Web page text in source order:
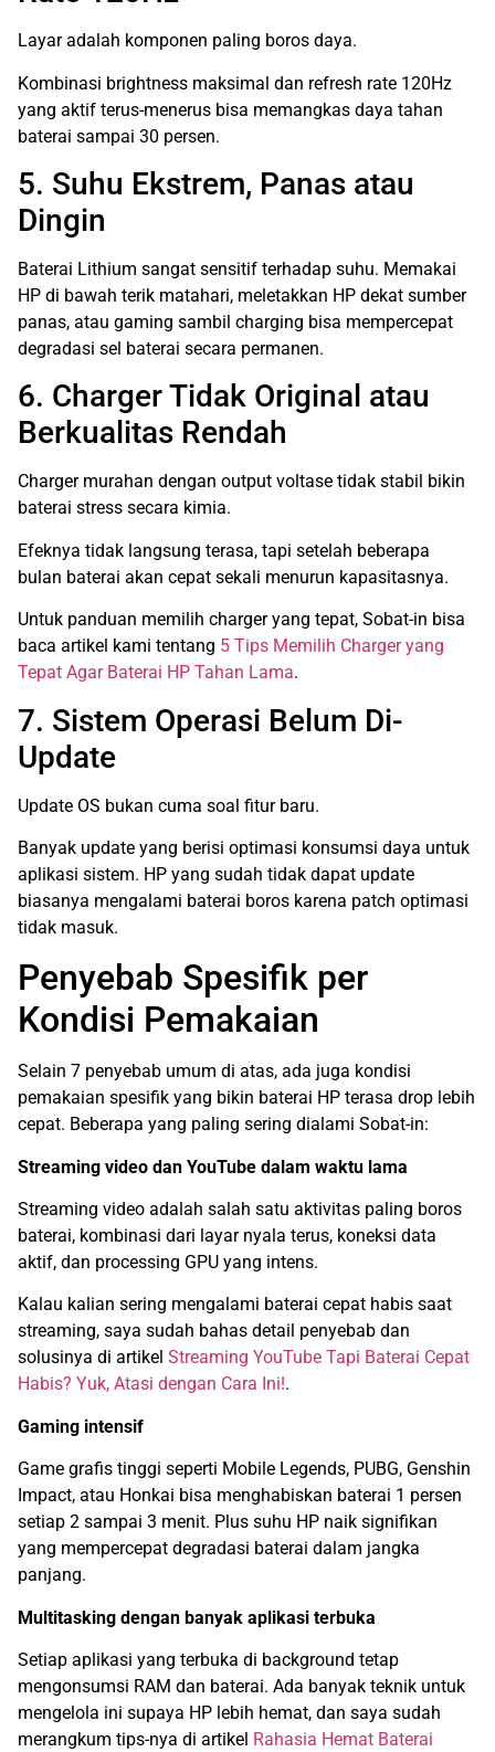
Layar adalah komponen paling boros daya.
Kombinasi brightness maksimal dan refresh rate 120Hz
yang aktif terus-menerus bisa memangkas daya tahan
baterai sampai 30 persen.
5. Suhu Ekstrem, Panas atau
Dingin
Baterai Lithium sangat sensitif terhadap suhu. Memakai
HP di bawah terik matahari, meletakkan HP dekat sumber
panas, atau gaming sambil charging bisa mempercepat
degradasi sel baterai secara permanen.
6. Charger Tidak Original atau
Berkualitas Rendah
Charger murahan dengan output voltase tidak stabil bikin
baterai stress secara kimia.
Efeknya tidak langsung terasa, tapi setelah beberapa
bulan baterai akan cepat sekali menurun kapasitasnya.
Untuk panduan memilih charger yang tepat, Sobat-in bisa
baca artikel kami tentang 5 Tips Memilih Charger yang
Tepat Agar Baterai HP Tahan Lama.
7. Sistem Operasi Belum Di-
Update
Update OS bukan cuma soal fitur baru.
Banyak update yang berisi optimasi konsumsi daya untuk
aplikasi sistem. HP yang sudah tidak dapat update
biasanya mengalami baterai boros karena patch optimasi
tidak masuk.
Penyebab Spesifik per
Kondisi Pemakaian
Selain 7 penyebab umum di atas, ada juga kondisi
pemakaian spesifik yang bikin baterai HP terasa drop lebih
cepat. Beberapa yang paling sering dialami Sobat-in:
Streaming video dan YouTube dalam waktu lama
Streaming video adalah salah satu aktivitas paling boros
baterai, kombinasi dari layar nyala terus, koneksi data
aktif, dan processing GPU yang intens.
Kalau kalian sering mengalami baterai cepat habis saat
streaming, saya sudah bahas detail penyebab dan
solusinya di artikel Streaming YouTube Tapi Baterai Cepat
Habis? Yuk, Atasi dengan Cara Ini!.
Gaming intensif
Game grafis tinggi seperti Mobile Legends, PUBG, Genshin
Impact, atau Honkai bisa menghabiskan baterai 1 persen
setiap 2 sampai 3 menit. Plus suhu HP naik signifikan
yang mempercepat degradasi baterai dalam jangka
panjang.
Multitasking dengan banyak aplikasi terbuka
Setiap aplikasi yang terbuka di background tetap
mengonsumsi RAM dan baterai. Ada banyak teknik untuk
mengelola ini supaya HP lebih hemat, dan saya sudah
merangkum tips-nya di artikel Rahasia Hemat Baterai